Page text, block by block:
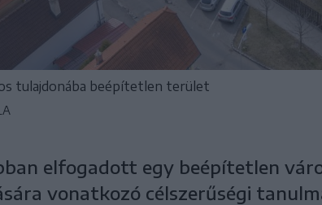
tulajdonába beépítetlen terület
elfogadott egy beépítetlen
vonatkozó célszerűségi